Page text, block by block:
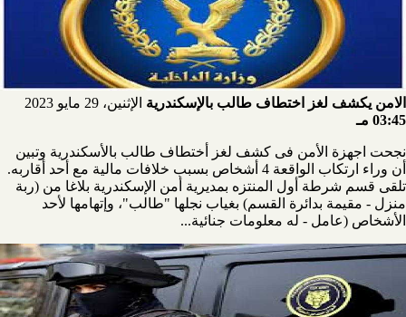
الامن يكشف لغز اختطاف طالب بالإسكندرية الإثنين، 29 مايو 2023
03:45 مـ
نجحت اجهزة الأمن فى كشف لغز أختطاف طالب بالأسكندرية وتبين
أن وراء ارتكاب الواقعة 4 أشخاص بسبب خلافات مالية مع أحد أقاربه.
تلقى قسم شرطة أول المنتزه بمديرية أمن الإسكندرية بلاغا من (ربة
منزل - مقيمة بدائرة القسم) بغياب نجلها "طالب"، وإتهامها لأحد
الأشخاص (عامل - له معلومات جنائية...